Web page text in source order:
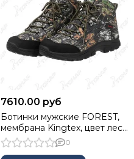
7610.00 руб
Ботинки мужские FOREST,
мембрана Kingtex, цвет лес,
42 NISUS
0